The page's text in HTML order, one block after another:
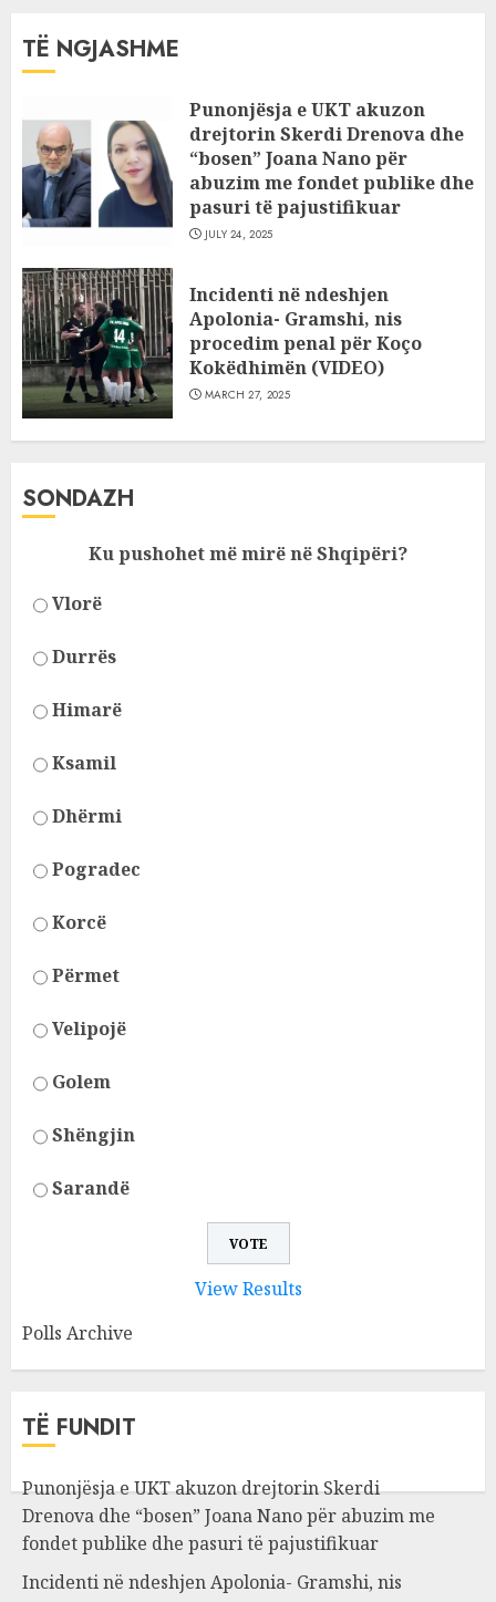
TË NGJASHME
Punonjësja e UKT akuzon
drejtorin Skerdi Drenova dhe
“bosen” Joana Nano për
abuzim me fondet publike dhe
pasuri të pajustifikuar
JULY 24, 2025
Incidenti në ndeshjen
Apolonia- Gramshi, nis
procedim penal për Koço
Kokëdhimën (VIDEO)
MARCH 27, 2025
SONDAZH
Ku pushohet më mirë në Shqipëri?
Vlorë
Durrës
Himarë
Ksamil
Dhërmi
Pogradec
Korcë
Përmet
Velipojë
Golem
Shëngjin
Sarandë
View Results
Polls Archive
TË FUNDIT
Punonjësja e UKT akuzon drejtorin Skerdi
Drenova dhe “bosen” Joana Nano për abuzim me
fondet publike dhe pasuri të pajustifikuar
Incidenti në ndeshjen Apolonia- Gramshi, nis